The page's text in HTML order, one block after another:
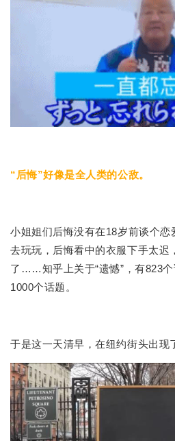
“后悔”好像是全人类的公敌。
小姐姐们后悔没有在18岁前谈个恋
去玩玩，后悔看中的衣服下手太迟
了……知乎上关于“遗憾”，有823个
1000个话题。
于是这一天清早，在纽约街头出现